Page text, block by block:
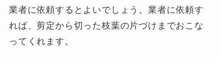
業者に依頼するとよいでしょう。業者に依頼す
れば、剪定から切った枝葉の片づけまでおこな
ってくれます。